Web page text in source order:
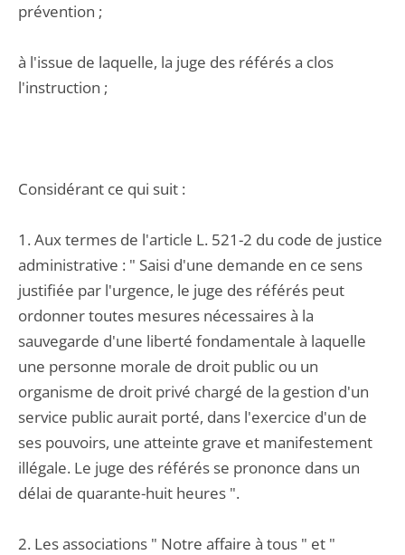
prévention ;
à l'issue de laquelle, la juge des référés a clos
l'instruction ;
Considérant ce qui suit :
1. Aux termes de l'article L. 521-2 du code de justice
administrative : " Saisi d'une demande en ce sens
justifiée par l'urgence, le juge des référés peut
ordonner toutes mesures nécessaires à la
sauvegarde d'une liberté fondamentale à laquelle
une personne morale de droit public ou un
organisme de droit privé chargé de la gestion d'un
service public aurait porté, dans l'exercice d'un de
ses pouvoirs, une atteinte grave et manifestement
illégale. Le juge des référés se prononce dans un
délai de quarante-huit heures ".
2. Les associations " Notre affaire à tous " et "